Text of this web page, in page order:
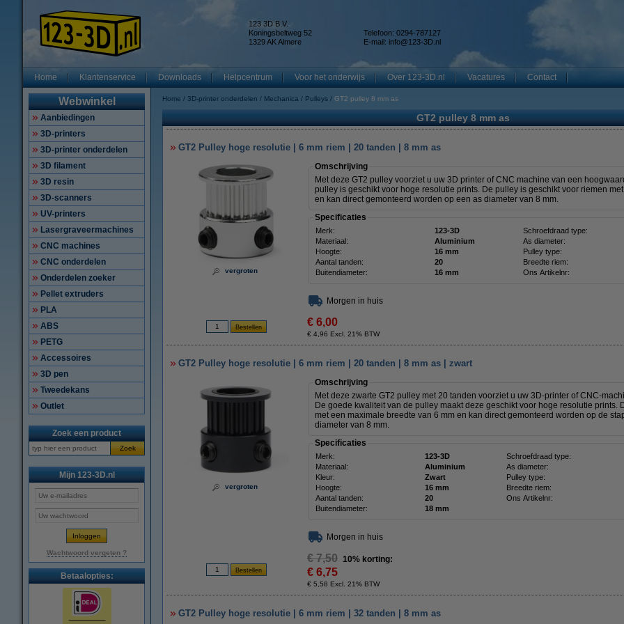
123 3D B.V.
Koningsbeltweg 52
1329 AK Almere
Telefoon: 0294-787127
E-mail: info@123-3D.nl
Home Klantenservice Downloads Helpcentrum Voor het onderwijs Over 123-3D.nl Vacatures Contact
Webwinkel
Aanbiedingen
3D-printers
3D-printer onderdelen
3D filament
3D resin
3D-scanners
UV-printers
Lasergraveermachines
CNC machines
CNC onderdelen
Onderdelen zoeker
Pellet extruders
PLA
ABS
PETG
Accessoires
3D pen
Tweedekans
Outlet
Zoek een product
Zoek
Mijn 123-3D.nl
Wachtwoord vergeten ?
Betaalopties:
Home 3D-printer onderdelen Mechanica Pulleys GT2 pulley 8 mm as
GT2 pulley 8 mm as
GT2 Pulley hoge resolutie | 6 mm riem | 20 tanden | 8 mm as
vergroten
Omschrijving
Met deze GT2 pulley voorziet u uw 3D printer of CNC machine van een
pulley is geschikt voor hoge resolutie prints. De pulley is geschikt voor riemen
en kan direct gemonteerd worden op een as diameter van 8 mm.
Specificaties
Merk: 123-3D
Schroefdraad type:
Materiaal:
Aluminium
As diameter:
Hoogte:
16 mm
Pulley type:
Aantal tanden:
20
Breedte riem:
Buitendiameter:
16 mm Ons Artikelnr:
Morgen in huis
€ 6,00
€ 4,96 Excl. 21% BTW
GT2 Pulley hoge resolutie | 6 mm riem | 20 tanden | 8 mm as | zwart
vergroten
Omschrijving
Met deze zwarte GT2 pulley met 20 tanden voorziet u uw 3D-printer of CNC-
De goede kwaliteit van de pulley maakt deze geschikt voor hoge resolutie prints.
met een maximale breedte van 6 mm en kan direct gemonteerd worden op de
diameter van 8 mm.
Specificaties
Merk: 123-3D
Schroefdraad type:
Materiaal:
Aluminium
As diameter:
Kleur:
Zwart
Pulley type:
Hoogte:
16 mm
Breedte riem:
Aantal tanden:
20
Ons Artikelnr:
Buitendiameter:
18 mm
Morgen in huis
€ 7,50 10% korting:
€ 6,75
€ 5,58 Excl. 21% BTW
GT2 Pulley hoge resolutie | 6 mm riem | 32 tanden | 8 mm as